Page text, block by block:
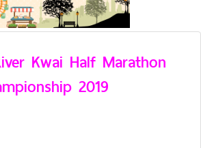
Kwai Half Marathon
2019